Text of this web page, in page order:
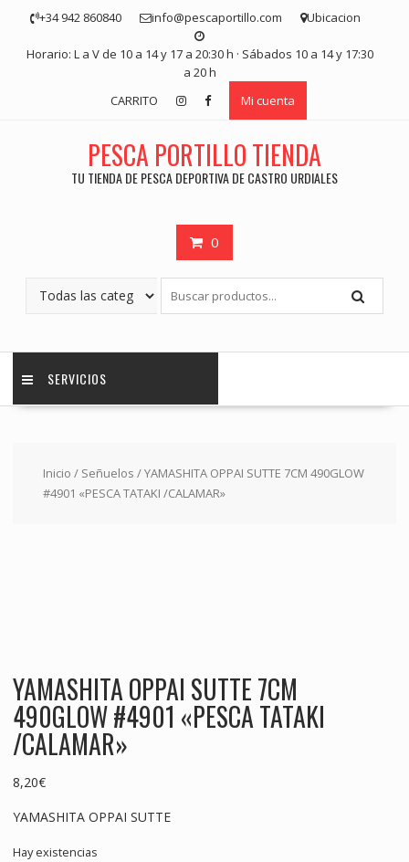
contenido
+34 942 860840 info@pescaportillo.com Ubicacion
Horario: L a V de 10 a 14 y 17 a 20:30 h · Sábados 10 a 14 y 17:30
a 20 h
CARRITO
Mi cuenta
PESCA PORTILLO TIENDA
TU TIENDA DE PESCA DEPORTIVA DE CASTRO URDIALES
0
SERVICIOS
Inicio / Señuelos / YAMASHITA OPPAI SUTTE 7CM 490GLOW
#4901 «PESCA TATAKI /CALAMAR»
YAMASHITA OPPAI SUTTE 7CM
490GLOW #4901 «PESCA TATAKI
/CALAMAR»
8,20€
YAMASHITA OPPAI SUTTE
Hay existencias